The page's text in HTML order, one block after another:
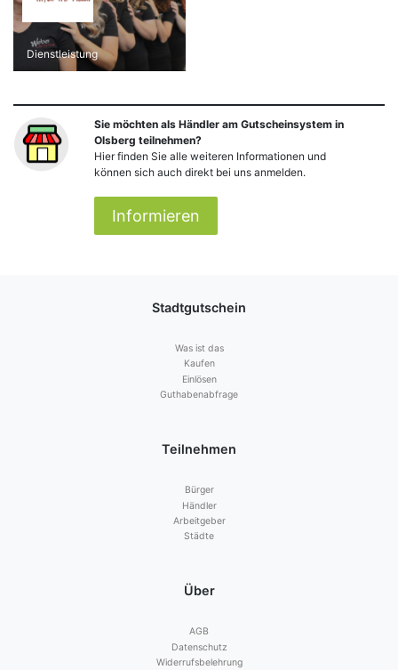
Dienstleistung
Sie möchten als Händler am Gutscheinsystem in
Olsberg teilnehmen?
Hier finden Sie alle weiteren Informationen und
können sich auch direkt bei uns anmelden.
Informieren
Stadtgutschein
Was ist das
Kaufen
Einlösen
Guthabenabfrage
Teilnehmen
Bürger
Händler
Arbeitgeber
Städte
Über
AGB
Datenschutz
Widerrufsbelehrung